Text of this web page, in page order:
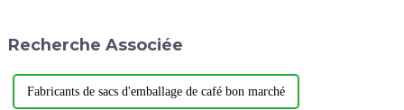
Recherche Associée
Fabricants de sacs d'emballage de café bon marché